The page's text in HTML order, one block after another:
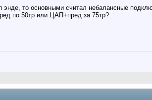
энде, то основными считал небалансные
по 50тр или ЦАП+пред за 75тр?